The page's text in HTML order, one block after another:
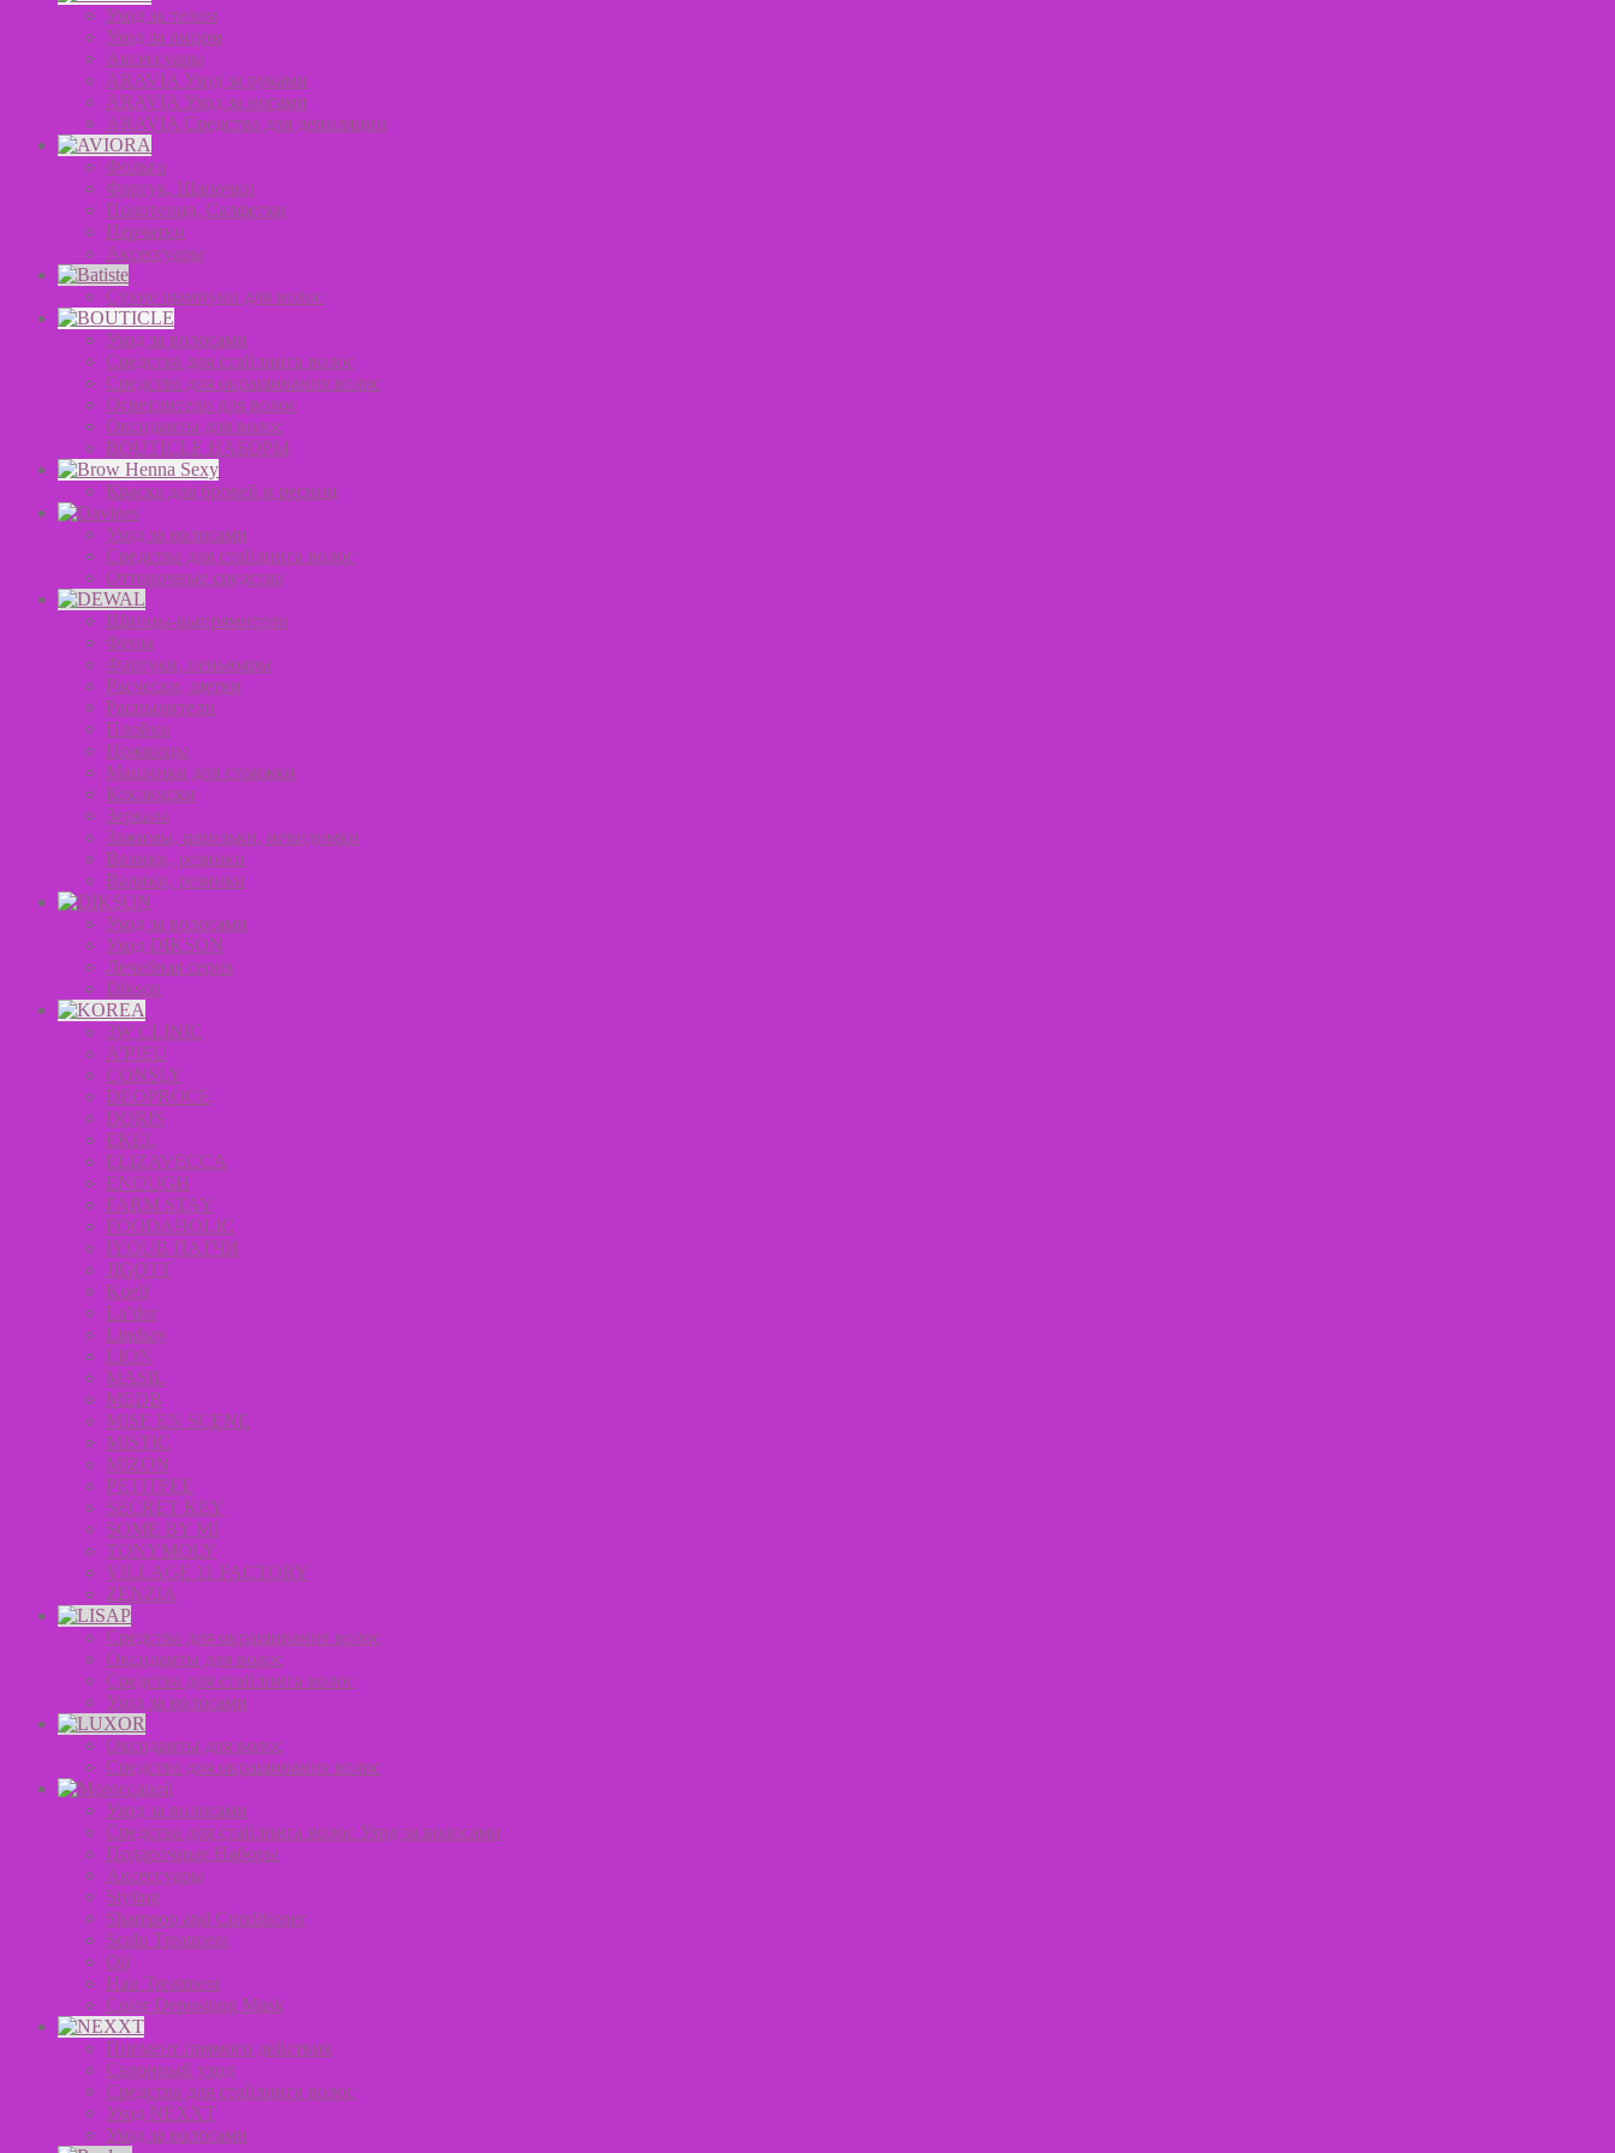
Уход за телом
Уход за лицом
Аксессуары
ARAVIA Уход за руками
ARAVIA Уход за ногами
ARAVIA Средства для депиляции
Фольга
Фартук, Шапочки
Полотенца, Салфетки
Перчатки
Аксессуары
Сухие шампуни для волос
Уход за волосами
Средства для стайлинга волос
Средства для окрашивания волос
Осветлители для волос
Оксиданты для волос
BOUTICLE НАБОРЫ
Краска для бровей и ресниц
Уход за волосами
Средства для стайлинга волос
Оттеночные средства
Щипцы-выпрямители
Фены
Фартуки, пеньюары
Расчески, щетки
Распылители
Плойки
Ножницы
Машинки для стрижки
Коклюшки
Зеркала
Зажимы, шпильки, невидимки
Валики, резинки
Валики, резинки
Уход за волосами
Уход DIKSON
Лечебная серия
Dikson
3W CLINIC
A’PIEU
CONSLY
DEOPROCE
DORIS
EKEL
ELIZAVECCA
ENOUGH
FARM STAY
FOODAHOLIC
IYOUB ПАТЧИ
JIGOTT
Koelf
La’dor
Lindsay
LION
MASIL
MEDB
MISE EN SCENE
MISTIC
MIZON
PETITFEE
SECRET KEY
SOME BY MI
TONYMOLY
VILLAGE 11 FACTORY
ZENZIA
Средства для окрашивания волос
Оксиданты для волос
Средства для стайлинга волос
Уход за волосами
Оксиданты для волос
Средства для окрашивания волос
Уход за волосами
Средства для стайлинга волос Уход за волосами
Подарочные Наборы
Аксессуары
Styling
Shampoo and Conditioner
Scalp Treatment
Oil
Hair Treatment
Color Depositing Mask
Пигмент прямого действия
Салонный уход
Средства для стайлинга волос
Уход NEXXT
Уход за волосами